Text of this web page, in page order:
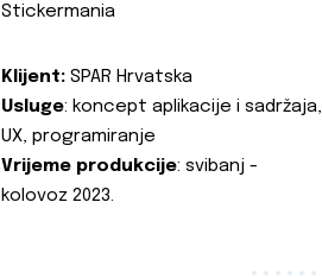
Stickermania
Klijent: SPAR Hrvatska
Usluge: koncept aplikacije i sadržaja,
UX, programiranje
Vrijeme produkcije: svibanj -
kolovoz 2023.